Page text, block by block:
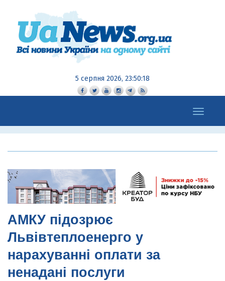
5 серпня 2026, 23:50:19
Toggle
navigation
АМКУ підозрює
Львівтеплоенерго у
нарахуванні оплати за
ненадані послуги